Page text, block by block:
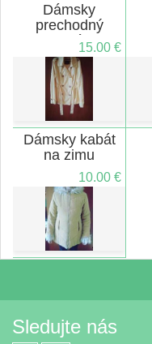
Dámsky
prechodný
kabát15.00 €
Dámsky kabát
na zimu
10.00 €
Sledujte nás